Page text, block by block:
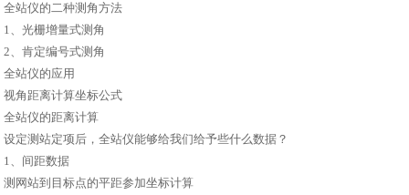
全站仪的二种测角方法
1、光栅增量式测角
2、肯定编号式测角
全站仪的应用
视角距离计算坐标公式
全站仪的距离计算
设定测站定项后，全站仪能够给我们给予些什么数据？
1、间距数据
测网站到目标点的平距参加坐标计算